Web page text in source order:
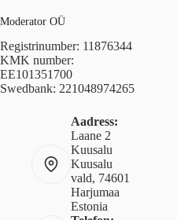
Moderator OÜ
Registrinumber: 11876344
KMK number:
EE101351700
Swedbank: 221048974265
Aadress:
Laane 2
Kuusalu
Kuusalu
vald, 74601
Harjumaa
Estonia